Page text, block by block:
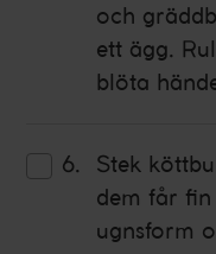
och
ett ägg.
blöta
Stek
dem får
ugnsform